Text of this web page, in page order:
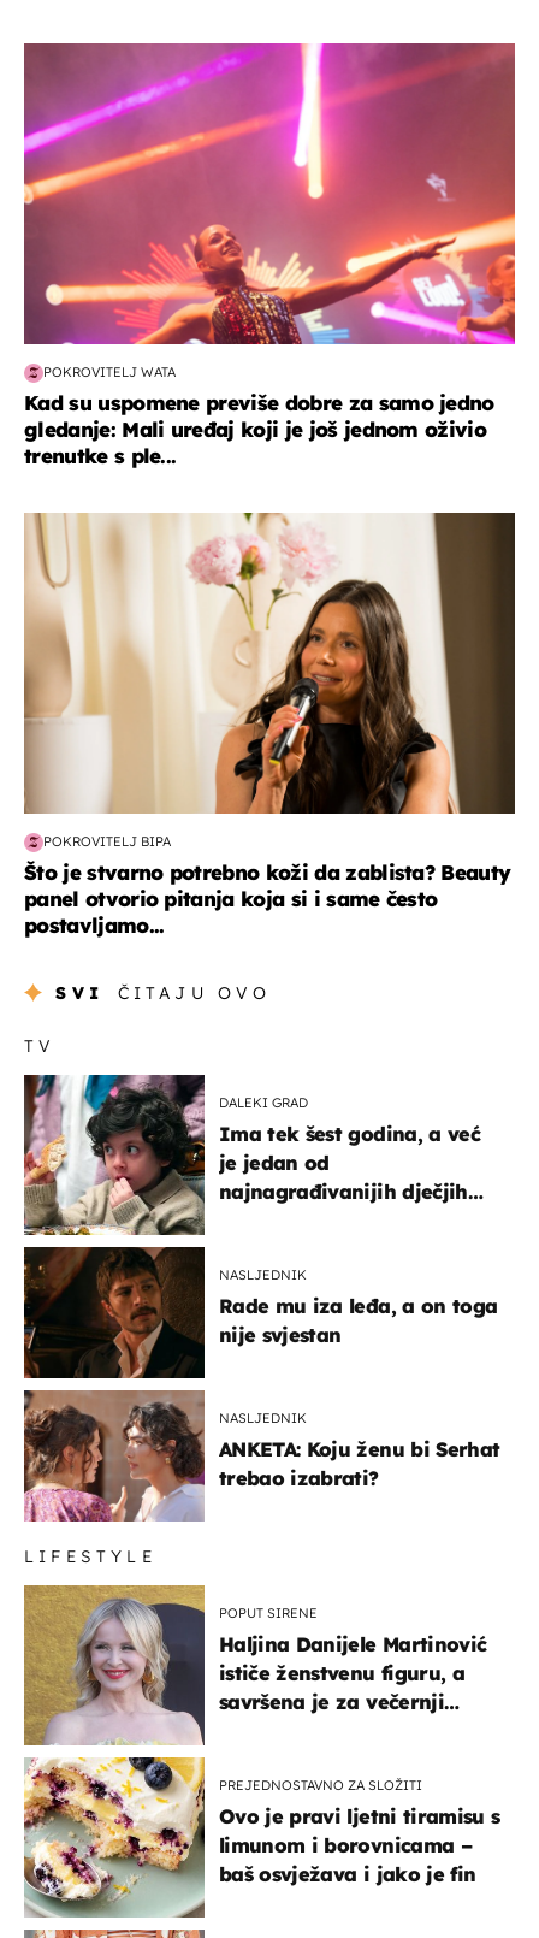
POKROVITELJ WATA
Kad su uspomene previše dobre za samo jedno
gledanje: Mali uređaj koji je još jednom oživio
trenutke s ple...
moda & ljepota
POKROVITELJ BIPA
Što je stvarno potrebno koži da zablista? Beauty
panel otvorio pitanja koja si i same često
postavljamo...
SVI ČITAJU OVO
TV
DALEKI GRAD
Ima tek šest godina, a već
je jedan od
najnagrađivanijih dječjih
NASLJEDNIK
Rade mu iza leđa, a on toga
nije svjestan
NASLJEDNIK
ANKETA: Koju ženu bi Serhat
trebao izabrati?
LIFESTYLE
POPUT SIRENE
Haljina Danijele Martinović
ističe ženstvenu figuru, a
savršena je za večernji
PREJEDNOSTAVNO ZA SLOŽITI
Ovo je pravi ljetni tiramisu s
limunom i borovnicama –
baš osvježava i jako je fin